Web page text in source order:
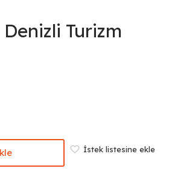
Denizli Turizm
İstek listesine ekle